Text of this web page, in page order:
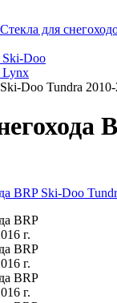
Стекла для
Ski-Doo
Lynx
Doo Tundra 2010-